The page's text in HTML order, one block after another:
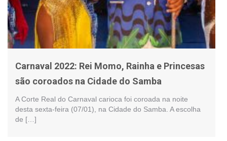
Carnaval 2022: Rei Momo, Rainha e Princesas
são coroados na Cidade do Samba
A Corte Real do Carnaval carioca foi coroada na noite
desta sexta-feira (07/01), na Cidade do Samba. A escolha
de […]